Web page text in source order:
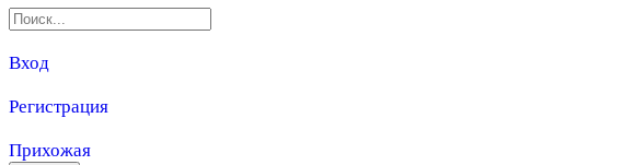
Вход
Регистрация
Прихожая